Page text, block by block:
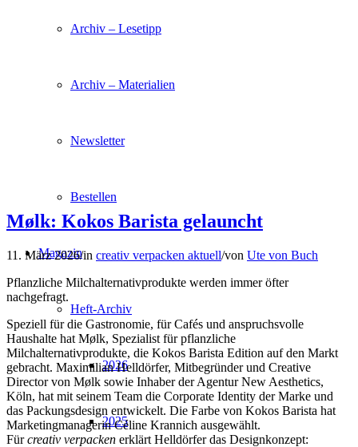
Archiv – Lesetipp
Archiv – Materialien
Newsletter
Bestellen
Magazin
Heft-Archiv
2026
2025
Mølk: Kokos Barista gelauncht
11. März 2026/in creativ verpacken aktuell/von Ute von Buch
Pflanzliche Milchalternativprodukte werden immer öfter
nachgefragt.
Speziell für die Gastronomie, für Cafés und anspruchsvolle
Haushalte hat Mølk, Spezialist für pflanzliche
Milchalternativprodukte, die Kokos Barista Edition auf den Markt
gebracht. Maximilian Helldörfer, Mitbegründer und Creative
Director von Mølk sowie Inhaber der Agentur New Aesthetics,
Köln, hat mit seinem Team die Corporate Identity der Marke und
das Packungsdesign entwickelt. Die Farbe von Kokos Barista hat
Marketingmanagerin Céline Krannich ausgewählt.
Fürcreativ verpacken erklärt Helldörfer das Designkonzept: